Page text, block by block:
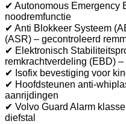
✔ Autonomous Emergency
noodremfunctie
✔ Anti Blokkeer Systeem
(ASR) – gecontroleerd
✔ Elektronisch
remkrachtverdeling (EBD)
✔ Isofix bevestiging voor
✔ Hoofdsteunen anti-
aanrijdingen
✔ Volvo Guard Alarm
diefstal